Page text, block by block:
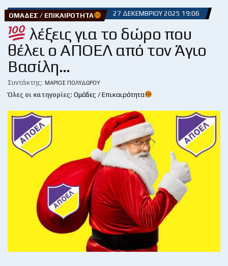
ΟΜΆΔΕΣ / ΕΠΙΚΑΙΡΌΤΗΤΑ 27 ΔΕΚΕΜΒΡΊΟΥ 2025 19:06
λέξεις για το δώρο που
θέλει ο ΑΠΟΕΛ από τον Άγιο
Βασίλη…
Συντάκτης: ΜΆΡΙΟΣ ΠΟΛΥΔΏΡΟΥ
Όλες οι κατηγορίες: Ομάδες / Επικαιρότητα